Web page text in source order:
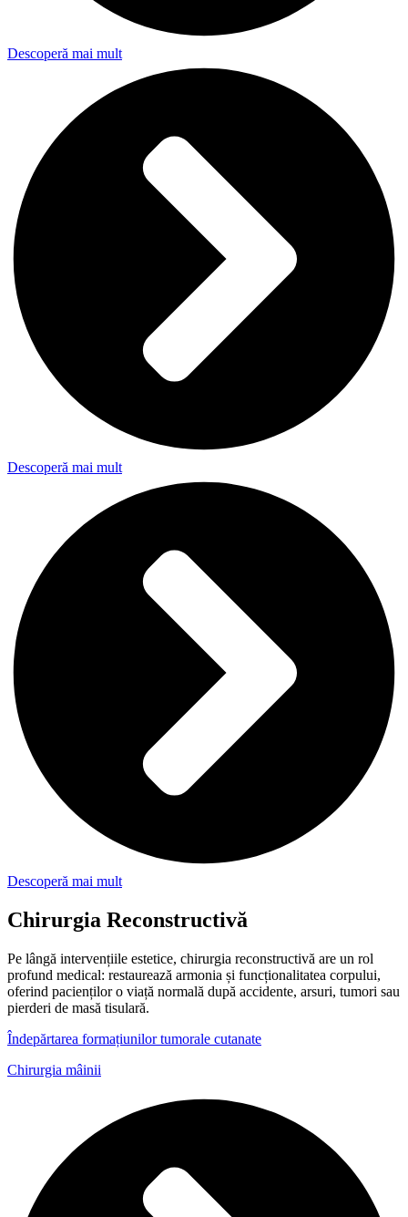
Descoperă mai mult
Descoperă mai mult
Descoperă mai mult
Chirurgia Reconstructivă
Pe lângă intervențiile estetice, chirurgia reconstructivă are un rol
profund medical: restaurează armonia și funcționalitatea corpului,
oferind pacienților o viață normală după accidente, arsuri, tumori sau
pierderi de masă tisulară.
Îndepărtarea formațiunilor tumorale cutanate
Chirurgia mâinii